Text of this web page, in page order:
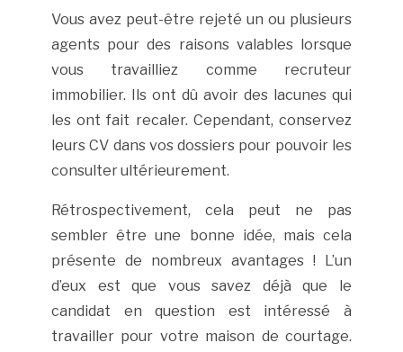
Vous avez peut-être rejeté un ou plusieurs
agents pour des raisons valables lorsque
vous travailliez comme recruteur
immobilier. Ils ont dû avoir des lacunes qui
les ont fait recaler. Cependant, conservez
leurs CV dans vos dossiers pour pouvoir les
consulter ultérieurement.
Rétrospectivement, cela peut ne pas
sembler être une bonne idée, mais cela
présente de nombreux avantages ! L’un
d’eux est que vous savez déjà que le
candidat en question est intéressé à
travailler pour votre maison de courtage.